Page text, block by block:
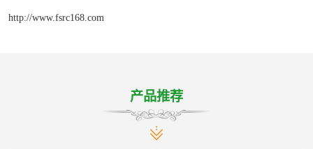
http://www.fsrc168.com
产品推荐